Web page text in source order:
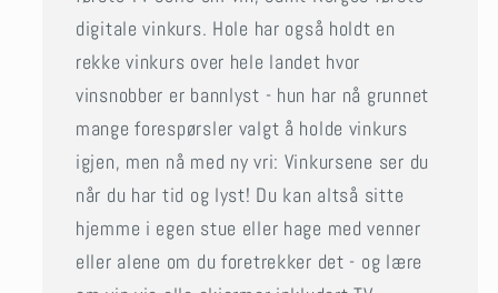
digitale vinkurs. Hole har også holdt en
rekke vinkurs over hele landet hvor
vinsnobber er bannlyst - hun har nå grunnet
mange forespørsler valgt å holde vinkurs
igjen, men nå med ny vri: Vinkursene ser du
når du har tid og lyst! Du kan altså sitte
hjemme i egen stue eller hage med venner
eller alene om du foretrekker det - og lære